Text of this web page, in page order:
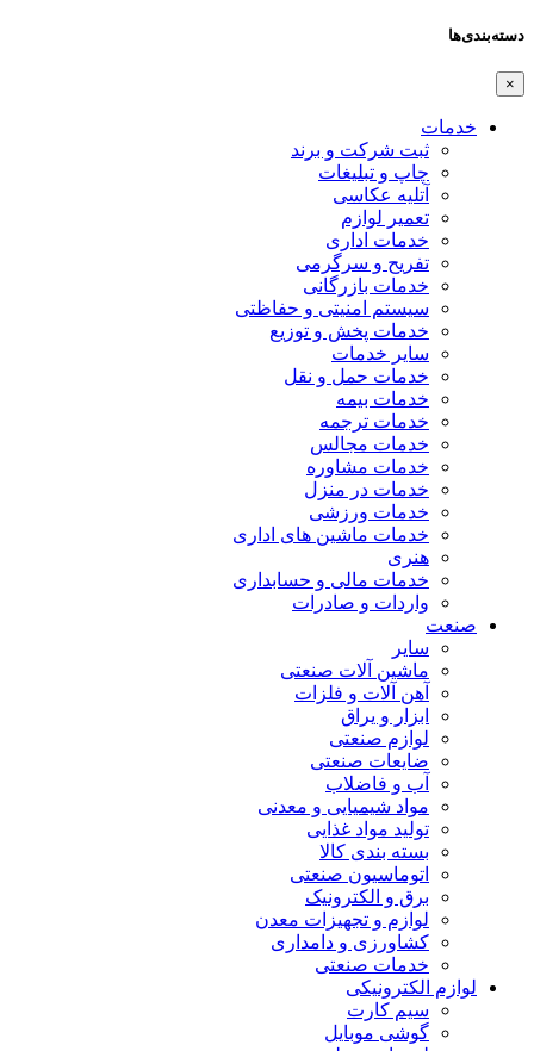
دسته‌بندی‌ها
×
خدمات
ثبت شرکت و برند
چاپ و تبلیغات
آتلیه عکاسی
تعمیر لوازم
خدمات اداری
تفریح و سرگرمی
خدمات بازرگانی
سیستم امنیتی و حفاظتی
خدمات پخش و توزیع
سایر خدمات
خدمات حمل و نقل
خدمات بیمه
خدمات ترجمه
خدمات مجالس
خدمات مشاوره
خدمات در منزل
خدمات ورزشی
خدمات ماشین های اداری
هنری
خدمات مالی و حسابداری
واردات و صادرات
صنعت
سایر
ماشین آلات صنعتی
آهن آلات و فلزات
ابزار و یراق
لوازم صنعتی
ضایعات صنعتی
آب و فاضلاب
مواد شیمیایی و معدنی
تولید مواد غذایی
بسته بندی کالا
اتوماسیون صنعتی
برق و الکترونیک
لوازم و تجهیزات معدن
کشاورزی و دامداری
خدمات صنعتی
لوازم الکترونیکی
سیم کارت
گوشی موبایل